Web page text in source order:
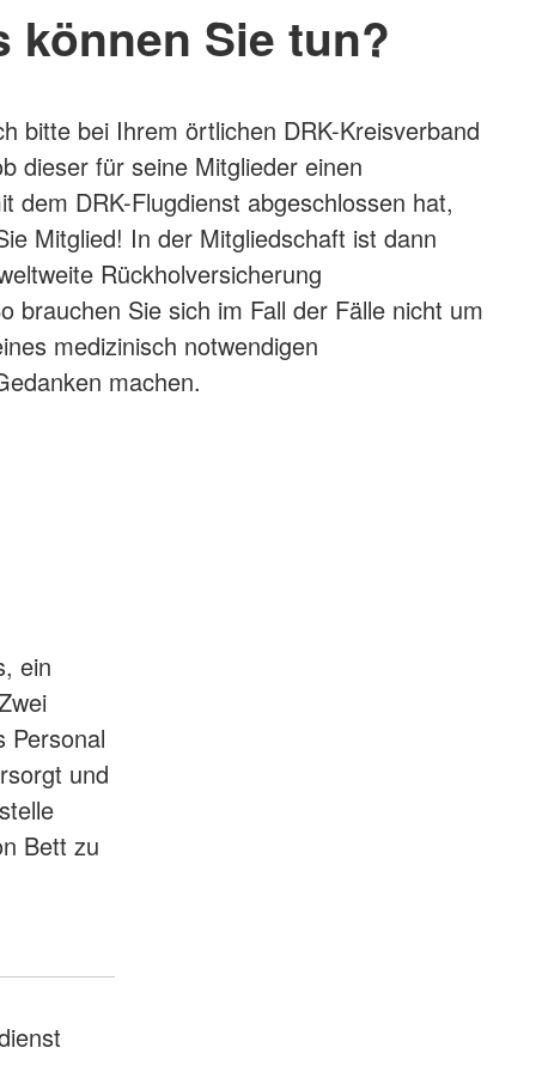
können Sie tun?
bitte bei Ihrem örtlichen DRK-Kreisverband
dieser für seine Mitglieder einen
dem DRK-Flugdienst abgeschlossen hat,
Mitglied! In der Mitgliedschaft ist dann
Rückholversicherung
brauchen Sie sich im Fall der Fälle nicht um
medizinisch notwendigen
machen.
ein
Personal
und
Bett zu